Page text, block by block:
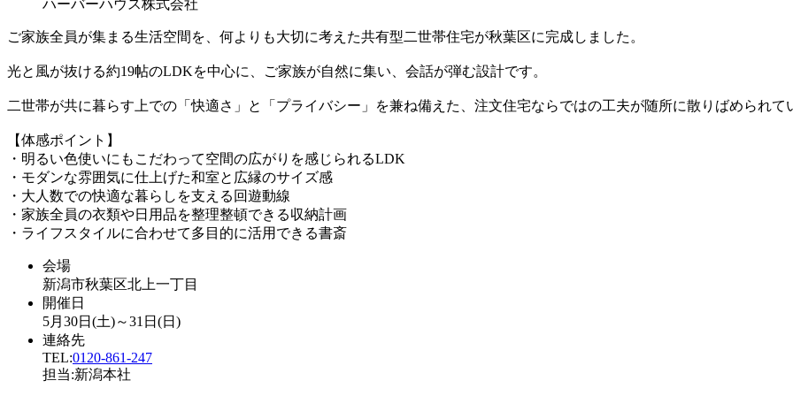
ハーバーハウス株式会社
ご家族全員が集まる生活空間を、何よりも大切に考えた共有型二世帯住宅が秋葉区に完成しました。
光と風が抜ける約19帖のLDKを中心に、ご家族が自然に集い、会話が弾む設計です。
二世帯が共に暮らす上での「快適さ」と「プライバシー」を兼ね備えた、注文住宅ならではの工夫が随所に散りばめられて
【体感ポイント】
・明るい色使いにもこだわって空間の広がりを感じられるLDK
・モダンな雰囲気に仕上げた和室と広縁のサイズ感
・大人数での快適な暮らしを支える回遊動線
・家族全員の衣類や日用品を整理整頓できる収納計画
・ライフスタイルに合わせて多目的に活用できる書斎
会場
新潟市秋葉区北上一丁目
開催日
5月30日(土)～31日(日)
連絡先
TEL:0120-861-247
担当:新潟本社